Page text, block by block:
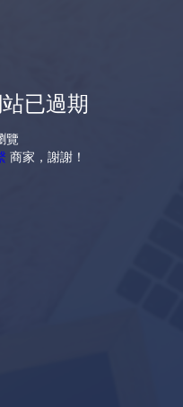
已過期
覽
商家，謝謝！